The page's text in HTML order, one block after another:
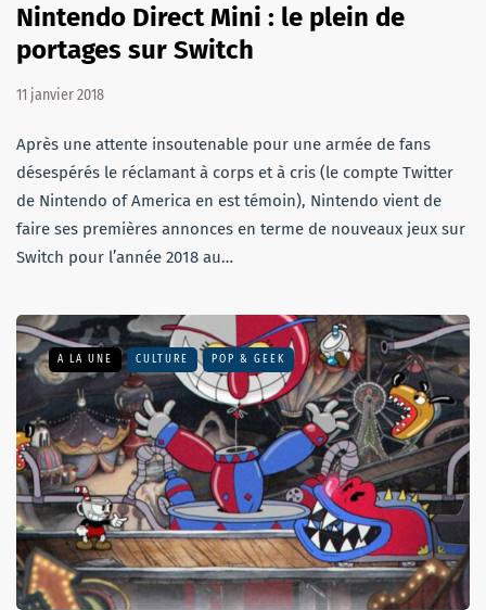
Nintendo Direct Mini : le plein de
portages sur Switch
11 janvier 2018
Après une attente insoutenable pour une armée de fans
désespérés le réclamant à corps et à cris (le compte Twitter
de Nintendo of America en est témoin), Nintendo vient de
faire ses premières annonces en terme de nouveaux jeux sur
Switch pour l’année 2018 au…
A LA UNE CULTURE POP & GEEK